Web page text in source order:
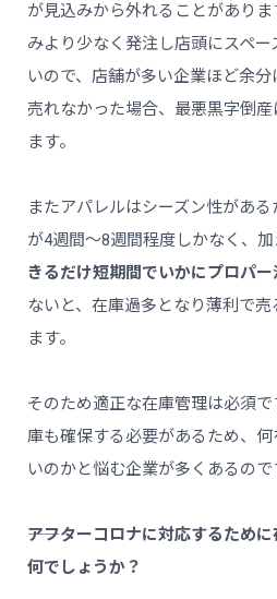
が見込みから外れることがあり
みより少なく発注し店頭にスペ
いので、店舗が多い企業ほど余分
売れなかった場合、最悪黒字倒
ます。
またアパレルはシーズン性があ
が4週間〜8週間程度しかなく、加
きるだけ短期間でいかにプロパ
ないと、在庫過多となり薄利で
ます。
そのため適正な在庫管理は必須
庫も確保する必要があるため、
いのかと悩む企業が多くあるので
――アフターコロナに対応するため
何でしょうか？